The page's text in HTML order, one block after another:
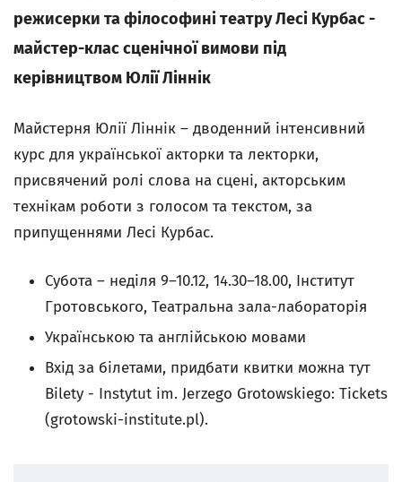
режисерки та філософині театру Лесі Курбас -
майстер-клас сценічної вимови під
керівництвом Юлії Ліннік
Майстерня Юлії Ліннік – дводенний інтенсивний
курс для української акторки та лекторки,
присвячений ролі слова на сцені, акторським
технікам роботи з голосом та текстом, за
припущеннями Лесі Курбас.
Субота – неділя 9–10.12, 14.30–18.00, Інститут
Гротовського, Театральна зала-лабораторія
Українською та англійською мовами
Вхід за білетами, придбати квитки можна тут
Bilety - Instytut im. Jerzego Grotowskiego: Tickets
(grotowski-institute.pl).